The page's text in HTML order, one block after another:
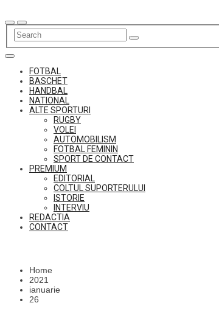
to
content
FOTBAL
BASCHET
HANDBAL
NATIONAL
ALTE SPORTURI
RUGBY
VOLEI
AUTOMOBILISM
FOTBAL FEMININ
SPORT DE CONTACT
PREMIUM
EDITORIAL
COLTUL SUPORTERULUI
ISTORIE
INTERVIU
REDACTIA
CONTACT
Home
2021
ianuarie
26